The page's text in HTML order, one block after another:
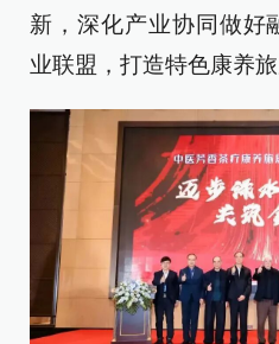
新，深化产业协同做好
业联盟，打造特色康养旅